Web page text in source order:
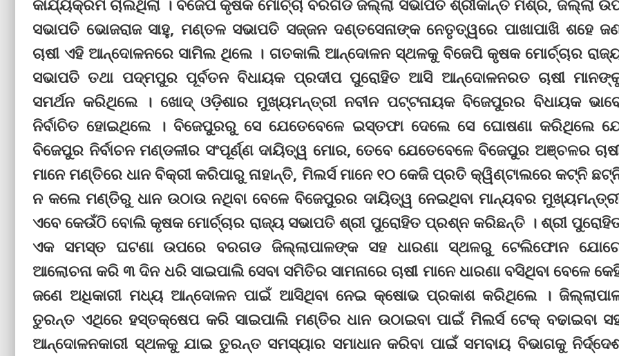
କାର୍ଯ୍ୟକ୍ରମ ଚାଲିଥିଲା । ବିଜେପି କୃଷକ ମୋର୍ଚ୍ଚା ବରଗଡ ଜିଲ୍ଲା ସଭାପତି ଶ୍ରୀକାନ୍ତ ମିଶ୍ର, ଜିଲ୍ଲା
ସଭାପତି ଭୋଜରାଜ ସାହୁ, ମଣ୍ତଳ ସଭାପତି ସଜ୍ଜନ ଦଣ୍ତସେନାଙ୍କ ନେତୃତ୍ୱରେ ପାଖାପାଖି ଶହେ
ଚାଷୀ ଏହି ଆନ୍ଦୋଳନରେ ସାମିଲ ଥିଲେ । ଗତକାଲି ଆନ୍ଦୋଳନ ସ୍ଥଳକୁ ବିଜେପି କୃଷକ ମୋର୍ଚ୍ଚାର
ସଭାପତି ତଥା ପଦ୍ମପୁର ପୂର୍ବତନ ବିଧାୟକ ପ୍ରଦୀପ ପୁରୋହିତ ଆସି ଆନ୍ଦୋଳନରତ ଚାଷୀ
ସମର୍ଥନ କରିଥିଲେ । ଖୋଦ୍‌ ଓଡ଼ିଶାର ମୁଖ୍ୟମନ୍ତ୍ରୀ ନବୀନ ପଟ୍ଟନାୟକ ବିଜେପୁରର ବିଧାୟକ
ନିର୍ବାଚିତ ହୋଇଥିଲେ । ବିଜେପୁରରୁ ସେ ଯେତେବେଳେ ଇସ୍ତଫା ଦେଲେ ସେ ଘୋଷଣା କରିଥିଲେ
ବିଜେପୁର ନିର୍ବାଚନ ମଣ୍ଡଳୀର ସଂପୂର୍ଣ୍ଣ ଦାୟିତ୍ୱ ମୋର, ତେବେ ଯେତେବେଳେ ବିଜେପୁର ଅଞ୍ଚଳର
ମାନେ ମଣ୍ତିରେ ଧାନ ବିକ୍ରୀ କରିପାରୁ ନାହାନ୍ତି, ମିଲର୍ସ ମାନେ ୧୦ କେଜି ପ୍ରତି କ୍ୱିଣ୍ଟାଲରେ କଟ୍‌ନି
ନ କଲେ ମଣ୍ତିରୁ ଧାନ ଉଠାଉ ନଥିବା ବେଳେ ବିଜେପୁରର ଦାୟିତ୍ୱ ନେଇଥିବା ମାନ୍ୟବର
ଏବେ କେଉଁଠି ବୋଲି କୃଷକ ମୋର୍ଚ୍ଚାର ରାଜ୍ୟ ସଭାପତି ଶ୍ରୀ ପୁରୋହିତ ପ୍ରଶ୍ନ କରିଛନ୍ତି । ଶ୍ରୀ
ଏକ ସମସ୍ତ ଘଟଣା ଉପରେ ବରଗଡ ଜିଲ୍ଲାପାଳଙ୍କ ସହ ଧାରଣା ସ୍ଥଳରୁ ଟେଲିଫୋନ
ଆଲୋଚନା କରି ୩ ଦିନ ଧରି ସାଇପାଲି ସେବା ସମିତିର ସାମନାରେ ଚାଷୀ ମାନେ ଧାରଣା ବସିଥିବା ବେଳେ
ଜଣେ ଅଧିକାରୀ ମଧ୍ୟ ଆନ୍ଦୋଳନ ପାଇଁ ଆସିଥିବା ନେଇ କ୍ଷୋଭ ପ୍ରକାଶ କରିଥିଲେ ।
ତୁରନ୍ତ ଏଥିରେ ହସ୍ତକ୍ଷେପ କରି ସାଇପାଲି ମଣ୍ତିର ଧାନ ଉଠାଇବା ପାଇଁ ମିଲର୍ସ ଟେକ୍ ବଢାଇବା
ଆନ୍ଦୋଳନକାରୀ ସ୍ଥଳକୁ ଯାଇ ତୁରନ୍ତ ସମସ୍ୟାର ସମାଧାନ କରିବା ପାଇଁ ସମବାୟ ବିଭାଗକୁ